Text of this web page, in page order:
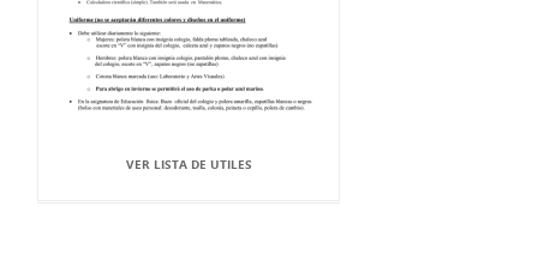
VER LISTA DE UTILES